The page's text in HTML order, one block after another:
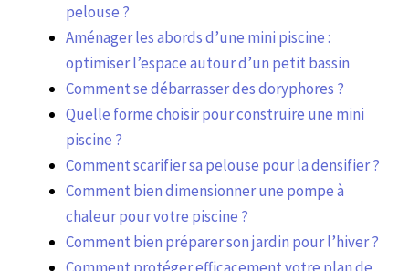
pelouse ?
Aménager les abords d’une mini piscine :
optimiser l’espace autour d’un petit bassin
Comment se débarrasser des doryphores ?
Quelle forme choisir pour construire une mini
piscine ?
Comment scarifier sa pelouse pour la densifier ?
Comment bien dimensionner une pompe à
chaleur pour votre piscine ?
Comment bien préparer son jardin pour l’hiver ?